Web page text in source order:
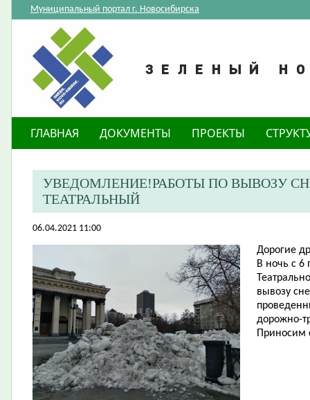
Муниципальный портал г. Новосибирска
ГЛАВНАЯ ДОКУМЕНТЫ ПРОЕКТЫ
УВЕДОМЛЕНИЕ!РАБОТЫ ПО ВЫВОЗУ
ТЕАТРАЛЬНЫЙ
06.04.2021 11:00
​Дорогие
В ночь с 6
вывозу
дорожно-
Приносим